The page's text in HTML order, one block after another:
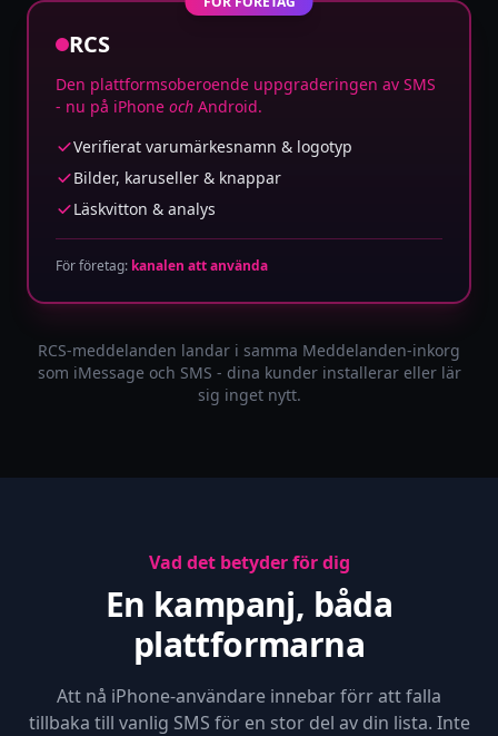
RCS
Den plattformsoberoende uppgraderingen av SMS
- nu på iPhone och Android.
Verifierat varumärkesnamn & logotyp
Bilder, karuseller & knappar
Läskvitton & analys
För företag: kanalen att använda
RCS-meddelanden landar i samma Meddelanden-inkorg
som iMessage och SMS - dina kunder installerar eller lär
sig inget nytt.
Vad det betyder för dig
En kampanj, båda
plattformarna
Att nå iPhone-användare innebar förr att falla
tillbaka till vanlig SMS för en stor del av din lista. Inte